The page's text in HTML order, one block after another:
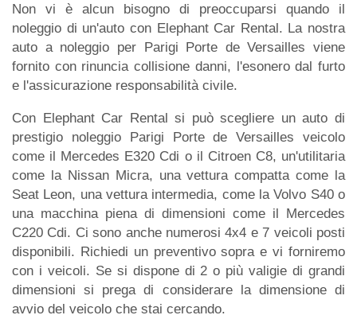
Non vi è alcun bisogno di preoccuparsi quando il
noleggio di un'auto con Elephant Car Rental. La nostra
auto a noleggio per Parigi Porte de Versailles viene
fornito con rinuncia collisione danni, l'esonero dal furto
e l'assicurazione responsabilità civile.
Con Elephant Car Rental si può scegliere un auto di
prestigio noleggio Parigi Porte de Versailles veicolo
come il Mercedes E320 Cdi o il Citroen C8, un'utilitaria
come la Nissan Micra, una vettura compatta come la
Seat Leon, una vettura intermedia, come la Volvo S40 o
una macchina piena di dimensioni come il Mercedes
C220 Cdi. Ci sono anche numerosi 4x4 e 7 veicoli posti
disponibili. Richiedi un preventivo sopra e vi forniremo
con i veicoli. Se si dispone di 2 o più valigie di grandi
dimensioni si prega di considerare la dimensione di
avvio del veicolo che stai cercando.